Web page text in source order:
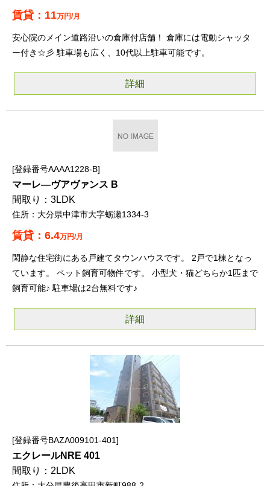
11万円/月
安心院のメイン道路沿いの倉庫付店舗！ 倉庫には電動シャッタ
ー付き☆彡 駐車場も広く、10代以上駐車可能です。
詳細
登録番号AAAA1228-B
マーレ―ヴアヴァンス B
3LDK
大分県中津市大字蛎瀬1334-3
6.4万円/月
閑静な住宅街にある戸建てタウンハウスです。 2戸で1棟となっ
ています。 ペット飼育可物件です。 小型犬・猫どちらか1匹まで
飼育可能♪ 駐車場は2台無料です♪
詳細
登録番号BAZA009101-401
エクレールNRE 401
2LDK